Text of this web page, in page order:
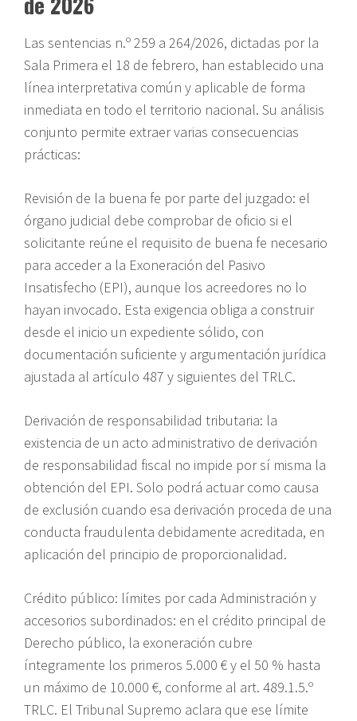
Las sentencias n.º 259 a 264/2026, dictadas por la
Sala Primera el 18 de febrero, han establecido una
línea interpretativa común y aplicable de forma
inmediata en todo el territorio nacional. Su análisis
conjunto permite extraer varias consecuencias
prácticas:
Revisión de la buena fe por parte del juzgado: el
órgano judicial debe comprobar de oficio si el
solicitante reúne el requisito de buena fe necesario
para acceder a la Exoneración del Pasivo
Insatisfecho (EPI), aunque los acreedores no lo
hayan invocado. Esta exigencia obliga a construir
desde el inicio un expediente sólido, con
documentación suficiente y argumentación jurídica
ajustada al artículo 487 y siguientes del TRLC.
Derivación de responsabilidad tributaria: la
existencia de un acto administrativo de derivación
de responsabilidad fiscal no impide por sí misma la
obtención del EPI. Solo podrá actuar como causa
de exclusión cuando esa derivación proceda de una
conducta fraudulenta debidamente acreditada, en
aplicación del principio de proporcionalidad.
Crédito público: límites por cada Administración y
accesorios subordinados: en el crédito principal de
Derecho público, la exoneración cubre
íntegramente los primeros 5.000 € y el 50 % hasta
un máximo de 10.000 €, conforme al art. 489.1.5.º
TRLC. El Tribunal Supremo aclara que ese límite